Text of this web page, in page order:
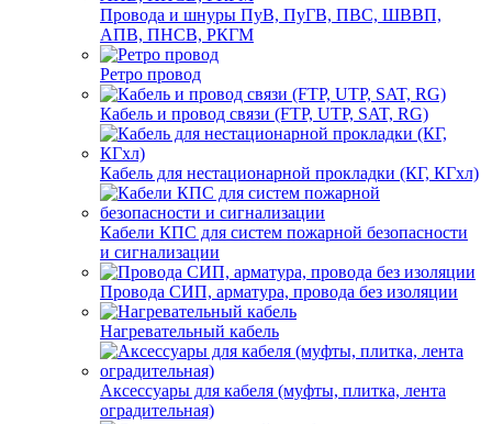
Провода и шнуры ПуВ, ПуГВ, ПВС, ШВВП,
АПВ, ПНСВ, РКГМ
Ретро провод
Кабель и провод связи (FTP, UTP, SAT, RG)
Кабель для нестационарной прокладки (КГ, КГхл)
Кабели КПС для систем пожарной безопасности
и сигнализации
Провода СИП, арматура, провода без изоляции
Нагревательный кабель
Аксессуары для кабеля (муфты, плитка, лента
оградительная)